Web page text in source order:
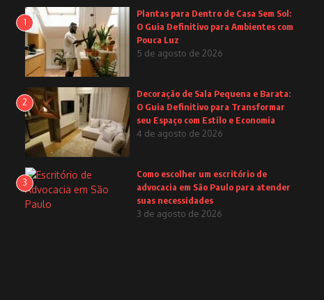
1
Plantas para Dentro de Casa Sem Sol:
O Guia Definitivo para Ambientes com
Pouca Luz
5 de agosto de 2026
2
Decoração de Sala Pequena e Barata:
O Guia Definitivo para Transformar
seu Espaço com Estilo e Economia
4 de agosto de 2026
3
Como escolher um escritório de
advocacia em São Paulo para atender
suas necessidades
3 de agosto de 2026